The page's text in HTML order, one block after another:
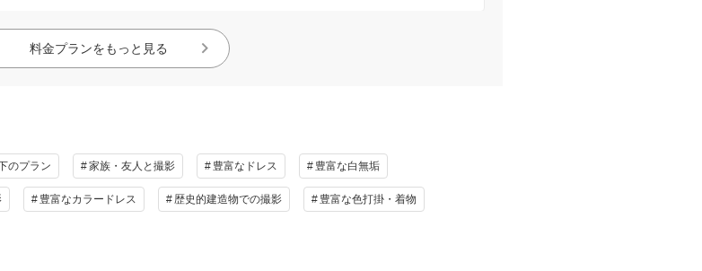
料金プランをもっと見る
のプラン 家族・友人と撮影 豊富なドレス 豊富な白無垢
豊富なカラードレス 歴史的建造物での撮影 豊富な色打掛・着物